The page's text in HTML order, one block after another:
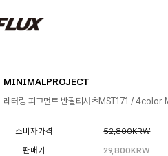
MINIMALPROJECT
레터링 피그먼트 반팔티셔츠MST171 / 4color
소비자가격
52,800KRW
판매가
29,800KRW